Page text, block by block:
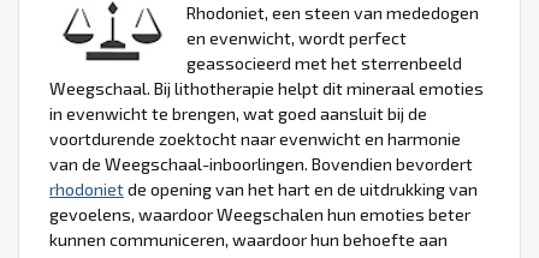
Rhodoniet, een steen van mededogen
en evenwicht, wordt perfect
geassocieerd met het sterrenbeeld
Weegschaal. Bij lithotherapie helpt dit mineraal emoties
in evenwicht te brengen, wat goed aansluit bij de
voortdurende zoektocht naar evenwicht en harmonie
van de Weegschaal-inboorlingen. Bovendien bevordert
rhodonietde opening van het hart en de uitdrukking van
gevoelens, waardoor Weegschalen hun emoties beter
kunnen communiceren, waardoor hun behoefte aan